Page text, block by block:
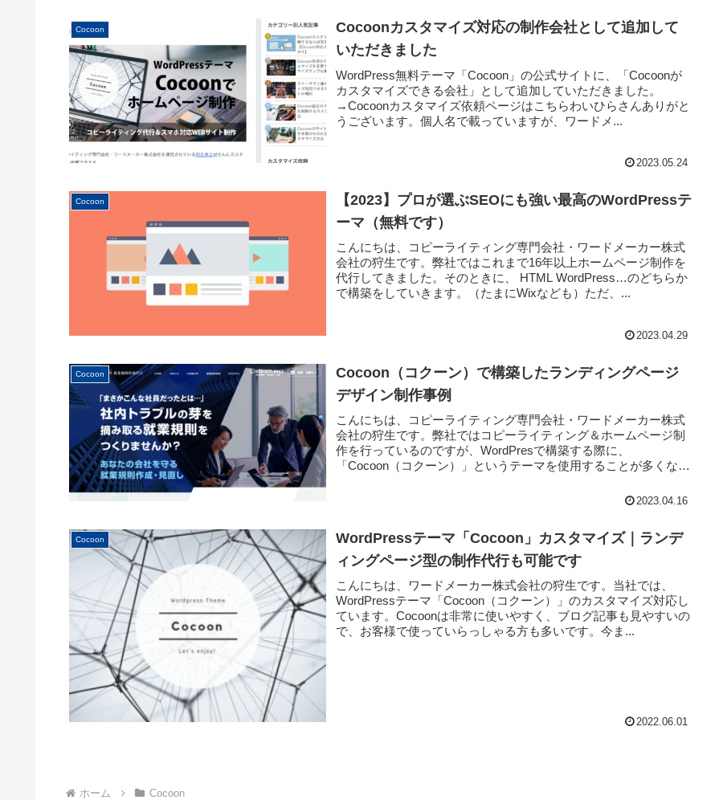
Cocoon
Cocoonカスタマイズ対応の制作会社として追加して
いただきました
WordPress無料テーマ「Cocoon」の公式サイトに、「Cocoonが
カスタマイズできる会社」として追加していただきました。
→Cocoonカスタマイズ依頼ページはこちらわいひらさんありがと
うございます。個人名で載っていますが、ワードメ...
2023.05.24
Cocoon
【2023】プロが選ぶSEOにも強い最高のWordPressテ
ーマ（無料です）
こんにちは、コピーライティング専門会社・ワードメーカー株式
会社の狩生です。弊社ではこれまで16年以上ホームページ制作を
代行してきました。そのときに、 HTML WordPress…のどちらか
で構築をしていきます。（たまにWixなども）ただ、...
2023.04.29
Cocoon
Cocoon（コクーン）で構築したランディングページ
デザイン制作事例
こんにちは、コピーライティング専門会社・ワードメーカー株式
会社の狩生です。弊社ではコピーライティング＆ホームページ制
作を行っているのですが、WordPresで構築する際に、
「Cocoon（コクーン）」というテーマを使用することが多くなっ
2023.04.16
Cocoon
WordPressテーマ「Cocoon」カスタマイズ｜ランデ
ィングページ型の制作代行も可能です
こんにちは、ワードメーカー株式会社の狩生です。当社では、
WordPressテーマ「Cocoon（コクーン）」のカスタマイズ対応し
ています。Cocoonは非常に使いやすく、ブログ記事も見やすいの
で、お客様で使っていらっしゃる方も多いです。今ま...
2022.06.01
ホーム Cocoon